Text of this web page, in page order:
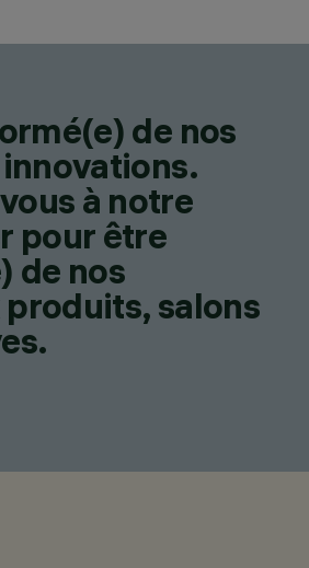
de nos
à notre
pour être
de nos
salons